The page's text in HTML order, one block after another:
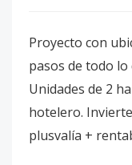
Proyecto con
pasos de todo lo
Unidades de 2
hotelero.
plusvalía +